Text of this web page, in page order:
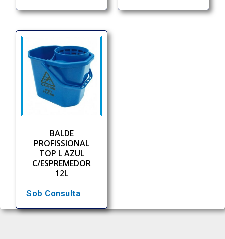
BALDE
PROFISSIONAL
TOP L AZUL
C/ESPREMEDOR
12L
Sob Consulta